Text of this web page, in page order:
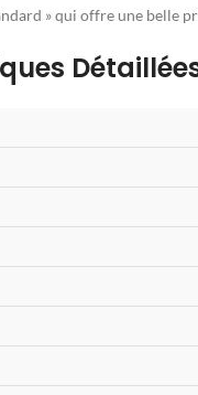
» qui offre une